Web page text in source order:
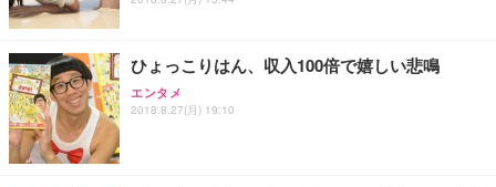
ひょっこりはん、収入100倍で嬉しい悲鳴
エンタメ
2018.8.27(月) 19:10